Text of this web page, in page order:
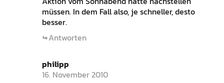
müssen. In dem Fall also, je schneller, desto
besser.
Antworten
philipp
16. November 2010